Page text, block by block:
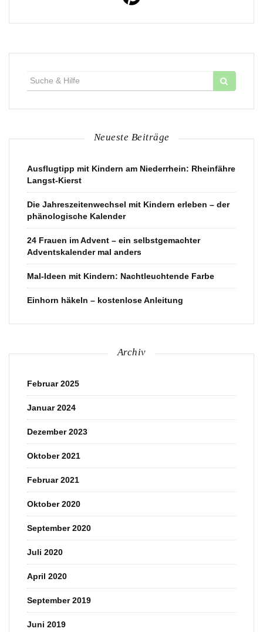
Neueste Beiträge
Ausflugtipp mit Kindern am Niederrhein: Rheinfähre
Langst-Kierst
Die Jahreszeitenwechsel mit Kindern erleben – der
phänologische Kalender
24 Frauen im Advent – ein selbstgemachter
Adventskalender mal anders
Mal-Ideen mit Kindern: Nachtleuchtende Farbe
Einhorn häkeln – kostenlose Anleitung
Archiv
Februar 2025
Januar 2024
Dezember 2023
Oktober 2021
Februar 2021
Oktober 2020
September 2020
Juli 2020
April 2020
September 2019
Juni 2019